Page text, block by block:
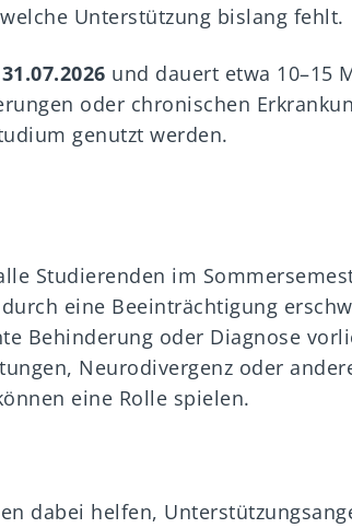
Unterstützung bislang fehlt.
31.07.2026 und dauert etwa 10–15
oder chronischen
genutzt werden.
Studierenden im
eine Beeinträchtigung
Behinderung oder Diagnose
Neurodivergenz oder
eine Rolle spielen.
dabei helfen,